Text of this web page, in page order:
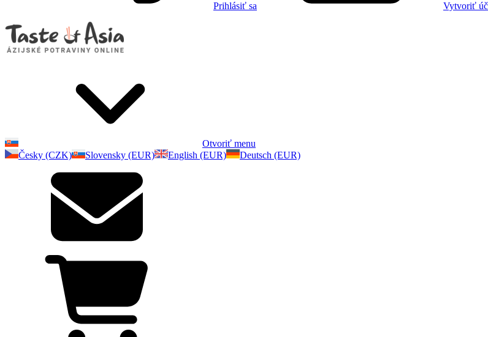
Prihlásiť sa Vytvoriť
Otvoriť menu
Česky (CZK)
Slovensky (EUR) English (EUR) Deutsch (EUR)